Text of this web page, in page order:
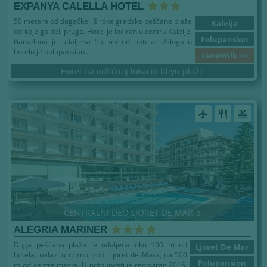
EXPANYA CALELLA HOTEL
Kalelja
Polupansion
cenovnik >>
50 metara od dugačke i široke gradske peščane plaže
od koje ga deli pruga. Hotel je lociran u centru Kalelje.
Barselona je udaljena 55 km od hotela. Usluga u
hotelu je polupansion...
Hotel na odličnoj lokaciji bliyu plaže
airplanemode_active restaurant pool
CENTRALNI DEO LJORET DE MAR-a
ALEGRIA MARINER
Ljoret De Mar
Polupansion
Duga peščana plaža je udaljena oko 100 m od
hotela. nalazi u mirnoj zoni Ljoret de Mara, na 500